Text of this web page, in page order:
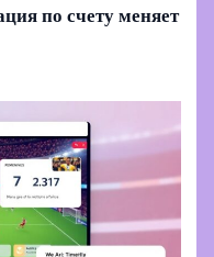
по счету меняет